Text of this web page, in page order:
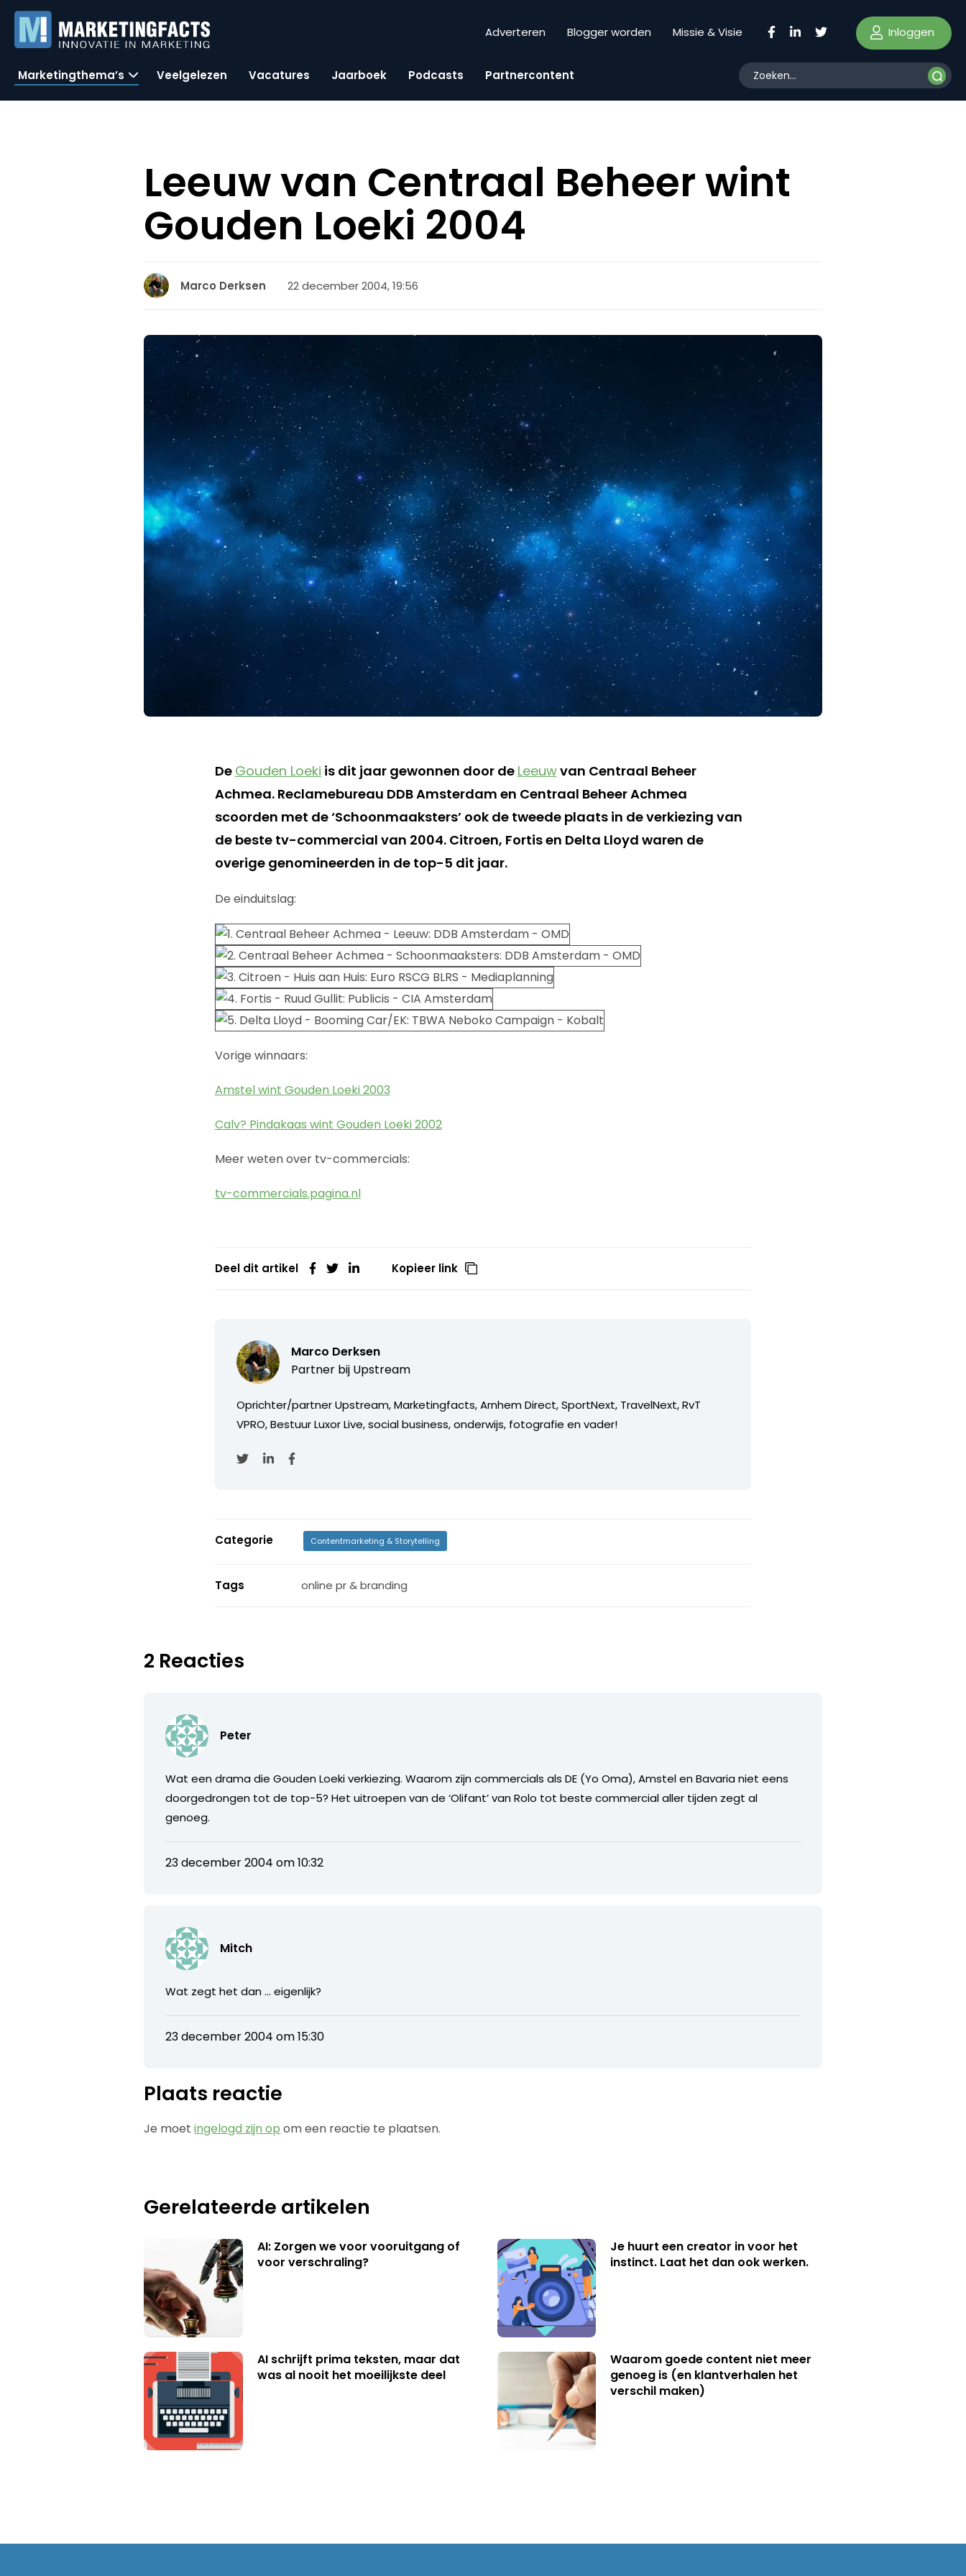
Adverteren Blogger worden Missie & Visie Inloggen
Marketingthema’s Veelgelezen Vacatures Jaarboek Podcasts Partnercontent
Leeuw van Centraal Beheer wint
Gouden Loeki 2004
Marco Derksen 22 december 2004, 19:56
De Gouden Loeki is dit jaar gewonnen door de Leeuwvan Centraal Beheer
Achmea. Reclamebureau DDB Amsterdam en Centraal Beheer Achmea
scoorden met de ‘Schoonmaaksters’ ook de tweede plaats in de verkiezing van
de beste tv-commercial van 2004. Citroen, Fortis en Delta Lloyd waren de
overige genomineerden in de top-5 dit jaar.
De einduitslag:
Vorige winnaars:
Amstel wint Gouden Loeki 2003
Calv? Pindakaas wint Gouden Loeki 2002
Meer weten over tv-commercials:
tv-commercials.pagina.nl
Deel dit artikel Kopieer link
Marco Derksen
Partner bij Upstream
Oprichter/partner Upstream, Marketingfacts, Arnhem Direct, SportNext, TravelNext, RvT
VPRO, Bestuur Luxor Live, social business, onderwijs, fotografie en vader!
Categorie Contentmarketing & Storytelling
Tags online pr & branding
2 Reacties
Peter
Wat een drama die Gouden Loeki verkiezing. Waarom zijn commercials als DE (Yo Oma), Amstel en Bavaria niet eens
doorgedrongen tot de top-5? Het uitroepen van de ‘Olifant’ van Rolo tot beste commercial aller tijden zegt al
genoeg.
23 december 2004 om 10:32
Mitch
Wat zegt het dan … eigenlijk?
23 december 2004 om 15:30
Plaats reactie
Je moetingelogd zijn op om een reactie te plaatsen.
Gerelateerde artikelen
AI: Zorgen we voor vooruitgang of
voor verschraling?
Je huurt een creator in voor het
instinct. Laat het dan ook werken.
AI schrijft prima teksten, maar dat
was al nooit het moeilijkste deel
Waarom goede content niet meer
genoeg is (en klantverhalen het
verschil maken)